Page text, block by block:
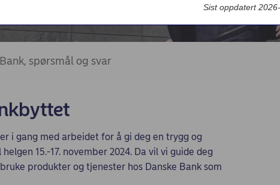
spørsmål og svar
i gang med arbeidet for å gi deg en trygg og
15.-17. november 2024. Da vil vi guide deg
produkter og tjenester hos Danske Bank som
Sist oppdatert